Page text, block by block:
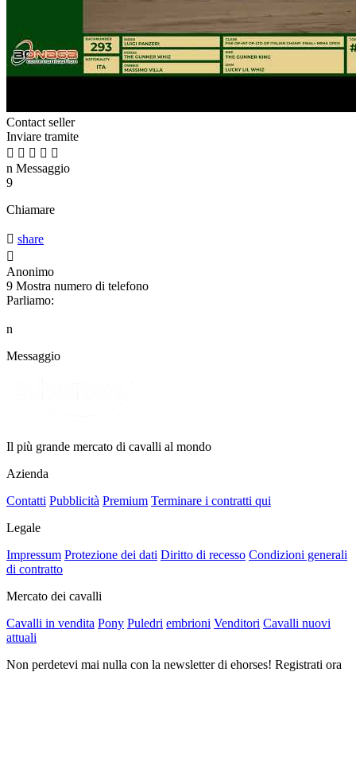
Contact seller
Inviare tramite
    
n Messaggio
9
Chiamare
 share

Anonimo
9 Mostra numero di telefono
Parliamo:
n
Messaggio
Il più grande mercato di cavalli al mondo
Azienda
Contatti Pubblicità Premium Terminare i contratti qui
Legale
Impressum Protezione dei dati Diritto di recesso Condizioni generali
di contratto
Mercato dei cavalli
Cavalli in vendita Pony Puledri embrioni Venditori Cavalli nuovi
attuali
Non perdetevi mai nulla con la newsletter di ehorses! Registrati ora